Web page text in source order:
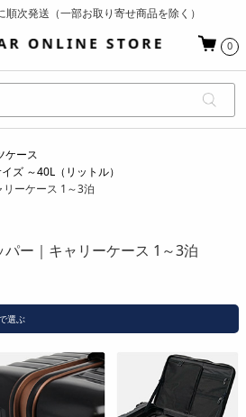
次発送（一部お取り寄せ商品を除く）
¥550(沖縄・離島を除く)
0
ケース
ズ ～40L（リットル）
ーケース 1～3泊
ー｜キャリーケース 1～3泊
選ぶ